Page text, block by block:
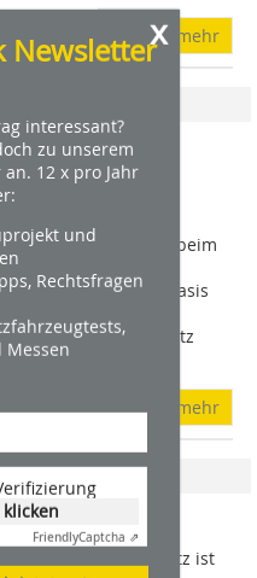
x
Newsletter
interessant?
zu unserem
12 x pro Jahr
und
Rechtsfragen
FriendlyCaptcha ⇗
mehr
bildet auch beim
fachgerechte
Untergrundes die Basis
Ein
Faktor ist der Einsatz
mehr
für Lehmputz ist